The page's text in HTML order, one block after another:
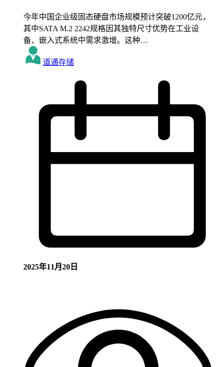
今年中国企业级固态硬盘市场规模预计突破1200亿元，
其中SATA M.2 2242规格因其独特尺寸优势在工业设
备、嵌入式系统中需求激增。这种…
道通存储
2025年11月20日